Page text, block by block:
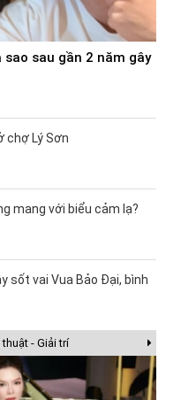
sao sau gần 2 năm gây
chợ Lý Sơn
mang với biểu cảm lạ?
sốt vai Vua Bảo Đại, bình
- Giải trí